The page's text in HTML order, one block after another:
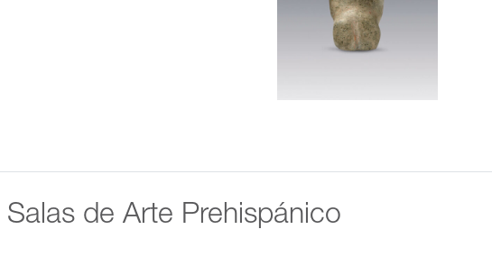
de Arte Prehispánico